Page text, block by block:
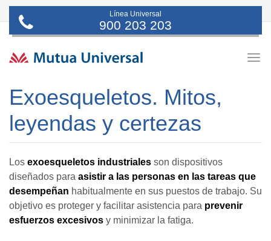
Línea Universal
900 203 203
Exoesqueletos. Mitos,
leyendas y certezas
Los exoesqueletos industriales son dispositivos
diseñados para asistir a las personas en las tareas que
desempeñan habitualmente en sus puestos de trabajo. Su
objetivo es proteger y facilitar asistencia para prevenir
esfuerzos excesivos y minimizar la fatiga.